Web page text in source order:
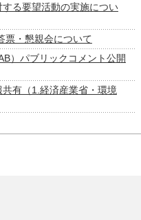
る要望活動の実施につい
・懇親会について
）パブリックコメント公開
共有（1.経済産業省・環境